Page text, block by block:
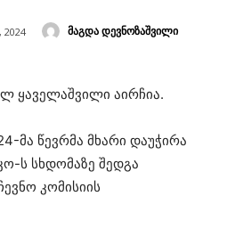
მაგდა დევნოზაშვილი
2024
ყაველაშვილი აირჩია.
მა წევრმა მხარი დაუჭირა
ს სხდომაზე შედგა
კომისიის